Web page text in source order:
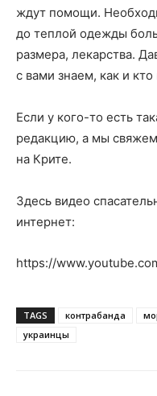
ждут помощи.
до теплой одежды
размера, лекарства.
с вами знаем, как и
Если у кого-то есть
редакцию, а мы
на Крите.
Здесь видео
интернет:
https://
TAGS контрабанда
украинцы